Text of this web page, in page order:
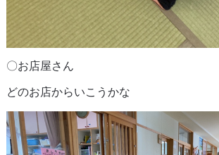
〇お店屋さん
どのお店からいこうかな